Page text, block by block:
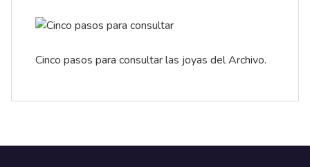
Cinco pasos para consultar las joyas del Archivo.